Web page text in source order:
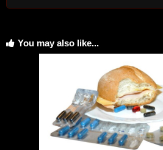
You may also like...